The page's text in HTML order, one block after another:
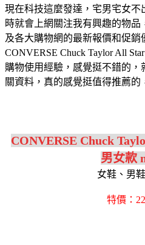
現在科技這麼發達，宅男宅女
時就會上網關注我有興趣的物
及各大購物網的最新報價和促
CONVERSE Chuck Taylor All
購物使用經驗，感覺挺不錯的
關資料，真的感覺挺值得推薦的
CONVERSE Chuck
男女款
女鞋、男
特價：